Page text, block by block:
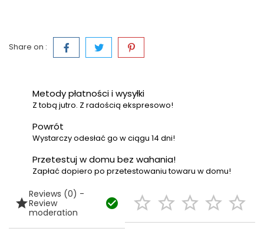
Share on :
Metody płatności i wysyłki
Z tobą jutro. Z radością ekspresowo!
Powrót
Wystarczy odesłać go w ciągu 14 dni!
Przetestuj w domu bez wahania!
Zapłać dopiero po przetestowaniu towaru w domu!

Reviews (0) -
Review
moderation
     